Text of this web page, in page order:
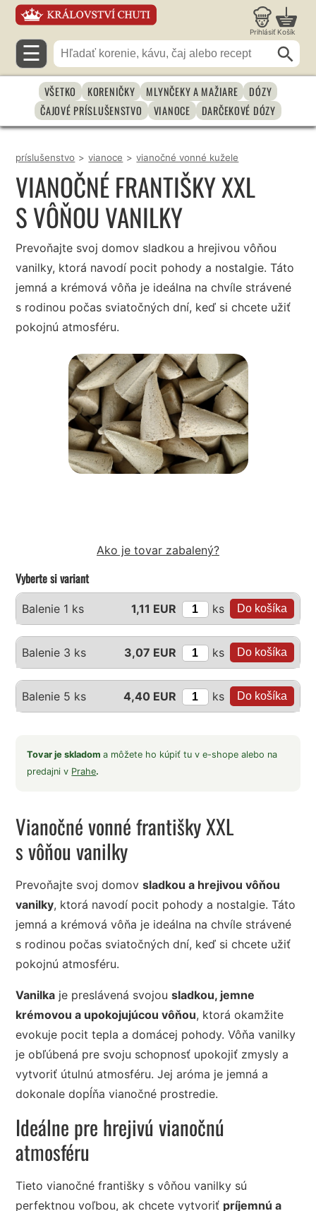
Prihlásiť Košík
☰
VŠETKO KORENIČKY MLYNČEKY A MAŽIARE
DÓZY
ČAJOVÉ PRÍSLUŠENSTVO
VIANOCE DARČEKOVÉ DÓZY
príslušenstvo > vianoce > vianočné vonné kužele
VIANOČNÉ FRANTIŠKY XXL
S VÔŇOU VANILKY
Prevoňajte svoj domov sladkou a hrejivou vôňou
vanilky, ktorá navodí pocit pohody a nostalgie. Táto
jemná a krémová vôňa je ideálna na chvíle strávené
s rodinou počas sviatočných dní, keď si chcete užiť
pokojnú atmosféru.
Ako je tovar zabalený?
Vyberte si variant
Balenie 1 ks 1,11 EUR ks
Balenie 3 ks 3,07 EUR ks
Balenie 5 ks 4,40 EUR ks
Tovar je skladoma môžete ho kúpiť tu v e-shope alebo na
predajni v Prahe.
Vianočné vonné františky XXL
s vôňou vanilky
Prevoňajte svoj domovsladkou a hrejivou vôňou
vanilky, ktorá navodí pocit pohody a nostalgie. Táto
jemná a krémová vôňa je ideálna na chvíle strávené
s rodinou počas sviatočných dní, keď si chcete užiť
pokojnú atmosféru.
Vanilka je preslávená svojousladkou, jemne
krémovou a upokojujúcou vôňou, ktorá okamžite
evokuje pocit tepla a domácej pohody. Vôňa vanilky
je obľúbená pre svoju schopnosť upokojiť zmysly a
vytvoriť útulnú atmosféru. Jej aróma je jemná a
dokonale dopĺňa vianočné prostredie.
Ideálne pre hrejivú vianočnú
atmosféru
Tieto vianočné františky s vôňou vanilky sú
perfektnou voľbou, ak chcete vytvoriť príjemnú a